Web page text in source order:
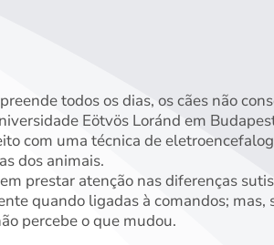
todos os dias, os cães não
Eötvös Loránd em
com uma técnica de
dos animais.
prestar atenção nas diferenças
quando ligadas à comandos; mas,
percebe o que mudou.